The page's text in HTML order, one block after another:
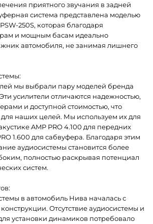
приятного звучания в задней
система представлена моделью
250S, которая благодаря
и мощным басам идеально
автомобиля, не занимая лишнего
мы выбрали пару моделей бренда
усилители отличаются надежностью,
и доступной стоимостью, что
для наших целей. Мы используем их для
AMP PRO 4.100 для передних
1.600 для сабвуфера. Благодаря этим
аудиосистемы становится более
полностью раскрывая потенциал
систем.
в автомобиль Нива началась с
Отсутствие аудиосистемы и
установки динамиков потребовало